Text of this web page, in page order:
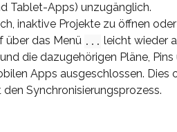
Tablet-Apps) unzugänglich.
inaktive Projekte zu öffnen
über das Menü ... leicht wieder
die dazugehörigen Pläne,
Apps ausgeschlossen. Dies
Synchronisierungsprozess.